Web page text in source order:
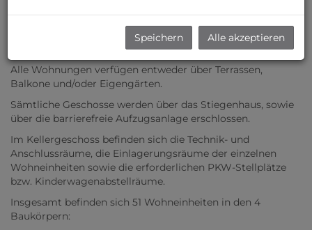
D) mit Kellergeschoss, Erdgeschoss, 1., und 2.
Alle Wohnungen verfügen entweder über Terrassen,
Balkone und/oder Eigengärten.
Sämtliche Geschosse werden über das Stiegenhaus, sowie
über die barrierefreie Aufzugsanlage erschlossen.
Im Kellergeschoss befinden sich die Technik- und
Anschlussräume, die Einlagerungsräume der einzelnen
Wohneinheiten sowie die erforderlichen PKW-Stellplätze
bzw. Kinderwagenabstellräume.
Insgesamt befinden sich 51 Wohneinheiten in den 4
Baukörpern:
Speichern Alle akzeptieren